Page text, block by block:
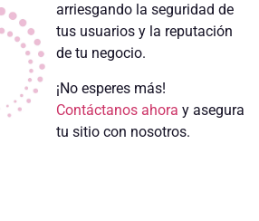
arriesgando la seguridad de
tus usuarios y la reputación
de tu negocio.
¡No esperes más!
Contáctanos ahora y asegura
tu sitio con nosotros.